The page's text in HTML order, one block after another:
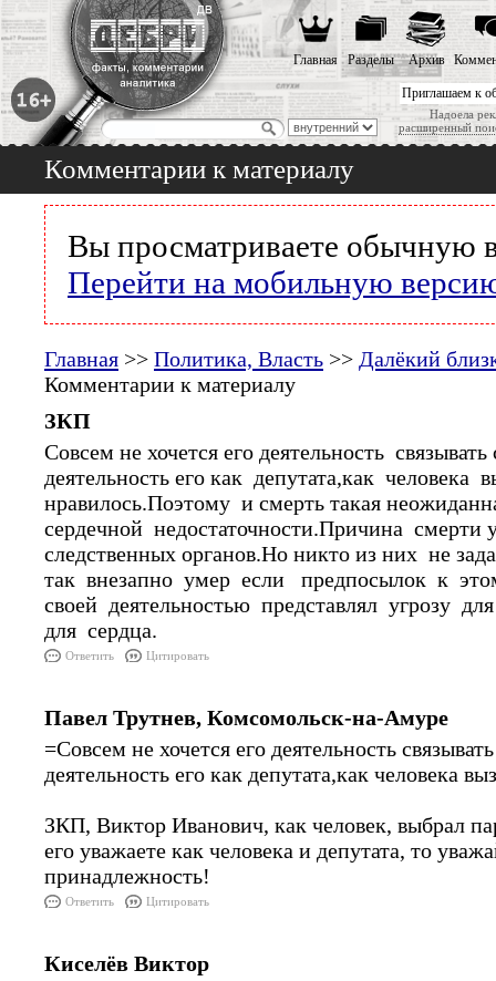
Приглашаем к
Надоела
расширенный
Главная Разделы Архив
Комментарии к материалу
Вы просматриваете обычную
Перейти на мобильную
Главная >> Политика, Власть >> Далёкий
Комментарии к материалу
ЗКП
Совсем не хочется его деятельность
деятельность его как депутата,как человека
нравилось.Поэтому и смерть такая
сердечной недостаточности.Причина смерти
следственных органов.Но никто из них не
так внезапно умер если предпосылок к
своей деятельностью представлял угрозу
для сердца.
Ответить Цитировать
Павел Трутнев, Комсомольск-на-Амуре
=Совсем не хочется его деятельность
деятельность его как депутата,как человека
ЗКП, Виктор Иванович, как человек, выбрал
его уважаете как человека и депутата, то
принадлежность!
Ответить Цитировать
Киселёв Виктор